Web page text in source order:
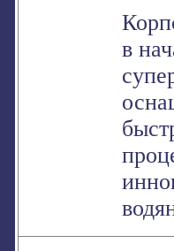
в